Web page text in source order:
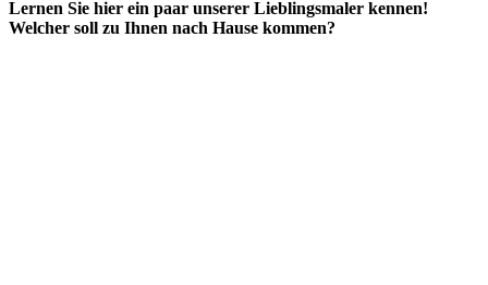
Lernen Sie hier ein paar unserer Lieblingsmaler kennen!
Welcher soll zu Ihnen nach Hause kommen?